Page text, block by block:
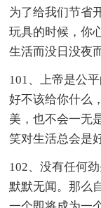
为了给我们节省
玩具的时候，你
生活而没日没夜
101、上帝是公
好不该给你什么
美，也不会一无
笑对生活总会是
102、没有任何
默默无闻。那么